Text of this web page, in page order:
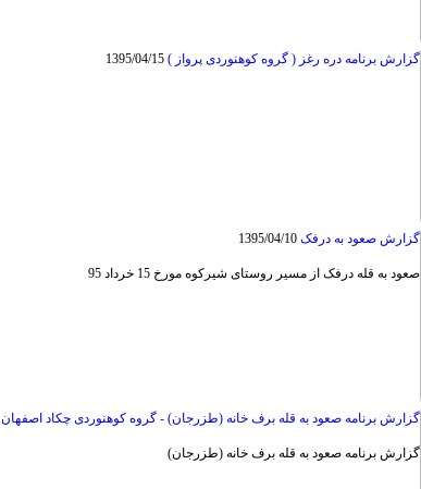
گزارش برنامه دره رغز ( گروه کوهنوردی پرواز ) 1395/04/15
گزارش صعود به درفک 1395/04/10
صعود به قله درفک از مسیر روستای شیرکوه مورخ 15 خرداد 95
گزارش برنامه صعود به قله برف خانه (طزرجان) - گروه کوهنوردی چکاد اصفهان
گزارش برنامه صعود به قله برف خانه (طزرجان)